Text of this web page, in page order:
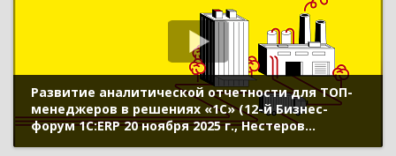
Развитие аналитической отчетности для ТОП-
менеджеров в решениях «1С» (12-й Бизнес-
форум 1С:ERP 20 ноября 2025 г., Нестеров